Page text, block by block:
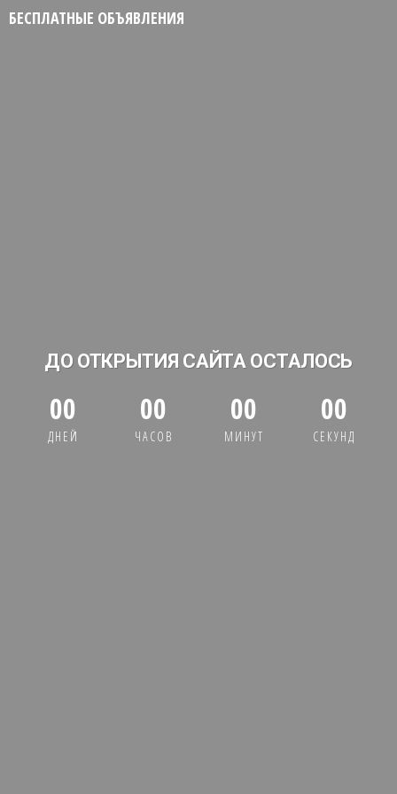
БЕСПЛАТНЫЕ ОБЪЯВЛЕНИЯ
ДО ОТКРЫТИЯ САЙТА ОСТАЛОСЬ
00
ДНЕЙ
00
ЧАСОВ
00
МИНУТ
00
СЕКУНД